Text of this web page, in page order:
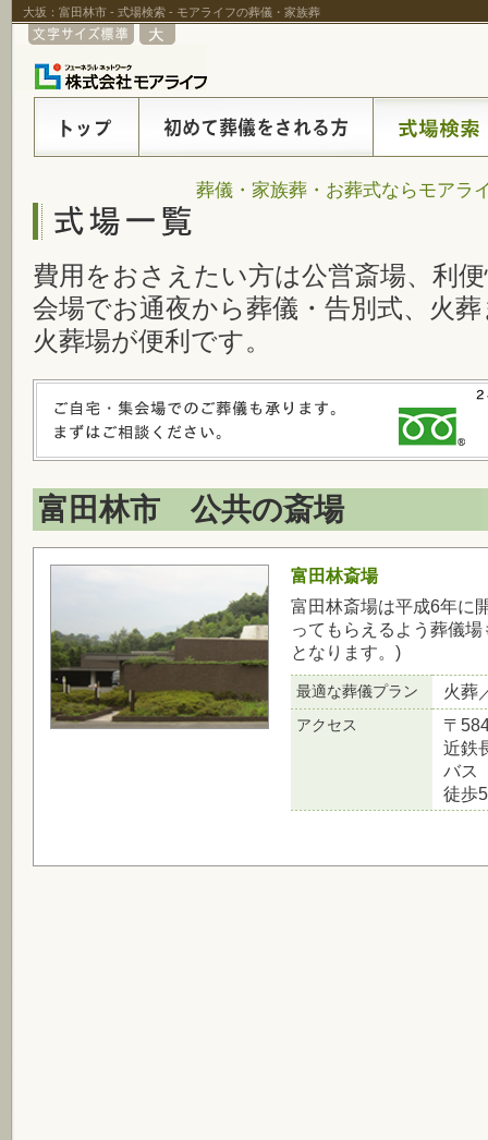
大坂：富田林市 - 式場検索 - モアライフの葬儀・家族葬
葬儀・家族葬・お葬式ならモアラ
費用をおさえたい方は公営斎場、利
会場でお通夜から葬儀・告別式、火
火葬場が便利です。
富田林市 公共の斎場
富田林斎場
富田林斎場は平成6年に
ってもらえるよう葬儀
となります。)
最適な葬儀プラン 火葬
アクセス
〒
近鉄
バス
徒歩